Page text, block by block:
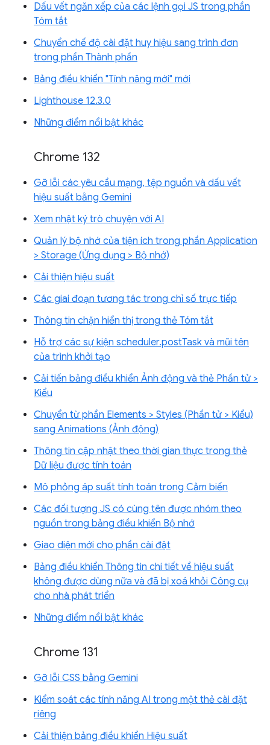
Dấu vết ngăn xếp của các lệnh gọi JS trong phần
Tóm tắt
Chuyển chế độ cài đặt huy hiệu sang trình đơn
trong phần Thành phần
Bảng điều khiển "Tính năng mới" mới
Lighthouse 12.3.0
Những điểm nổi bật khác
Chrome 132
Gỡ lỗi các yêu cầu mạng, tệp nguồn và dấu vết
hiệu suất bằng Gemini
Xem nhật ký trò chuyện với AI
Quản lý bộ nhớ của tiện ích trong phần Application
> Storage (Ứng dụng > Bộ nhớ)
Cải thiện hiệu suất
Các giai đoạn tương tác trong chỉ số trực tiếp
Thông tin chặn hiển thị trong thẻ Tóm tắt
Hỗ trợ các sự kiện scheduler.postTask và mũi tên
của trình khởi tạo
Cải tiến bảng điều khiển Ảnh động và thẻ Phần tử >
Kiểu
Chuyển từ phần Elements > Styles (Phần tử > Kiểu)
sang Animations (Ảnh động)
Thông tin cập nhật theo thời gian thực trong thẻ
Dữ liệu được tính toán
Mô phỏng áp suất tính toán trong Cảm biến
Các đối tượng JS có cùng tên được nhóm theo
nguồn trong bảng điều khiển Bộ nhớ
Giao diện mới cho phần cài đặt
Bảng điều khiển Thông tin chi tiết về hiệu suất
không được dùng nữa và đã bị xoá khỏi Công cụ
cho nhà phát triển
Những điểm nổi bật khác
Chrome 131
Gỡ lỗi CSS bằng Gemini
Kiểm soát các tính năng AI trong một thẻ cài đặt
riêng
Cải thiện bảng điều khiển Hiệu suất